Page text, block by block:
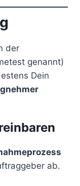
der
genannt)
Dein
ab.